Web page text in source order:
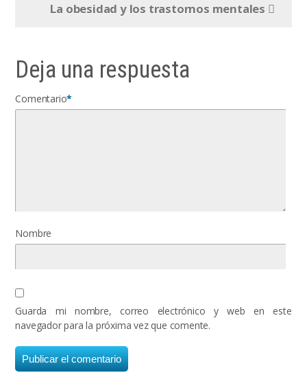
La obesidad y los trastornos mentales
Deja una respuesta
Comentario*
Nombre
Guarda mi nombre, correo electrónico y web en este
navegador para la próxima vez que comente.